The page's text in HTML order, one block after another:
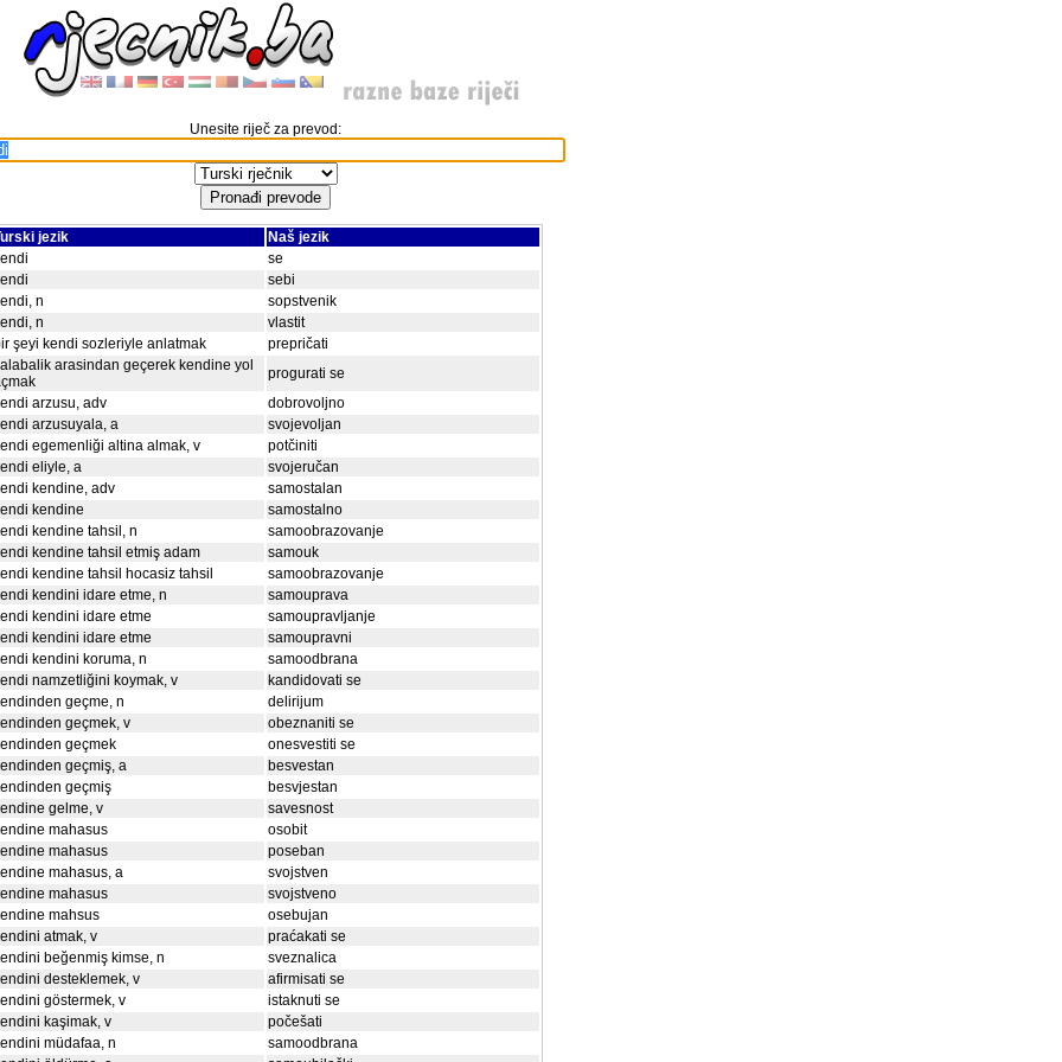
Unesite riječ za prevod:
jezik
Naš jezik
se
sebi
n
sopstvenik
n
vlastit
şeyi kendi sozleriyle anlatmak
prepričati
arasindan geçerek kendine yol
progurati se
arzusu, adv
dobrovoljno
arzusuyala, a
svojevoljan
egemenliği altina almak, v
potčiniti
eliyle, a
svojeručan
kendine, adv
samostalan
kendine
samostalno
kendine tahsil, n
samoobrazovanje
kendine tahsil etmiş adam
samouk
kendine tahsil hocasiz tahsil
samoobrazovanje
kendini idare etme, n
samouprava
kendini idare etme
samoupravljanje
kendini idare etme
samoupravni
kendini koruma, n
samoodbrana
namzetliğini koymak, v
kandidovati se
geçme, n
delirijum
geçmek, v
obeznaniti se
geçmek
onesvestiti se
geçmiş, a
besvestan
geçmiş
besvjestan
gelme, v
savesnost
mahasus
osobit
mahasus
poseban
mahasus, a
svojstven
mahasus
svojstveno
mahsus
osebujan
atmak, v
praćakati se
beğenmiş kimse, n
sveznalica
desteklemek, v
afirmisati se
göstermek, v
istaknuti se
kaşimak, v
počešati
müdafaa, n
samoodbrana